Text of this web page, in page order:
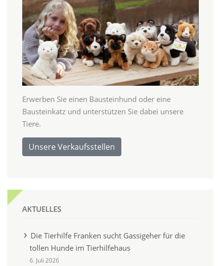
Erwerben Sie einen Bausteinhund oder eine
Bausteinkatz und unterstützen Sie dabei unsere
Tiere.
Unsere Verkaufsstellen
AKTUELLES
Die Tierhilfe Franken sucht Gassigeher für die
tollen Hunde im Tierhilfehaus
6. Juli 2026